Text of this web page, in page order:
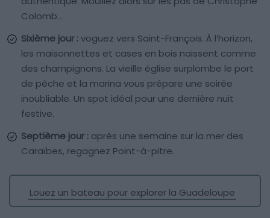
Colomb…
Sixième jour :voguez vers Saint-François. À l’horizon,
les maisonnettes et cases en bois naissent comme
des champignons. La vieille église surplombe le port
de pêche et la marina vous prépare une soirée
inoubliable. Un spot idéal pour une dernière nuit
festive.
Septième jour : après une semaine sur la mer des
Caraïbes, regagnez Point-à-pitre.
Louez un bateau pour explorer la Guadeloupe